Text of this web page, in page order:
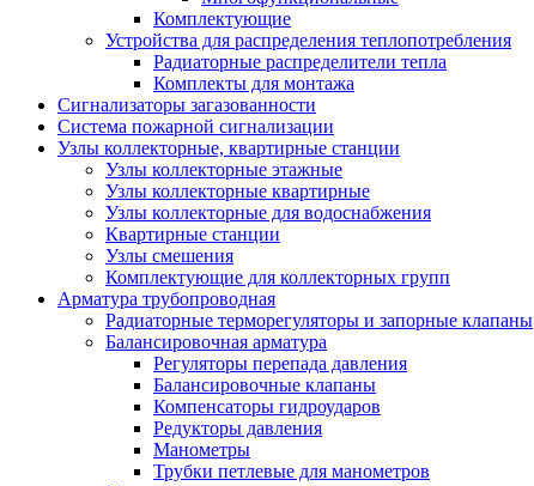
Комплектующие
Устройства для распределения теплопотребления
Радиаторные распределители тепла
Комплекты для монтажа
Сигнализаторы загазованности
Система пожарной сигнализации
Узлы коллекторные, квартирные станции
Узлы коллекторные этажные
Узлы коллекторные квартирные
Узлы коллекторные для водоснабжения
Квартирные станции
Узлы смешения
Комплектующие для коллекторных групп
Арматура трубопроводная
Радиаторные терморегуляторы и запорные клапаны
Балансировочная арматура
Регуляторы перепада давления
Балансировочные клапаны
Компенсаторы гидроударов
Редукторы давления
Манометры
Трубки петлевые для манометров